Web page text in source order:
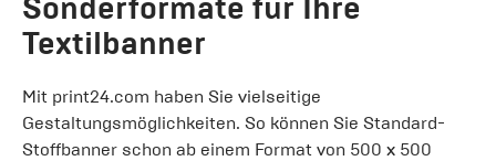
Sonderformate für Ihre
Textilbanner
Mit print24.com haben Sie vielseitige
Gestaltungsmöglichkeiten. So können Sie Standard-
Stoffbanner schon ab einem Format von 500 x 500